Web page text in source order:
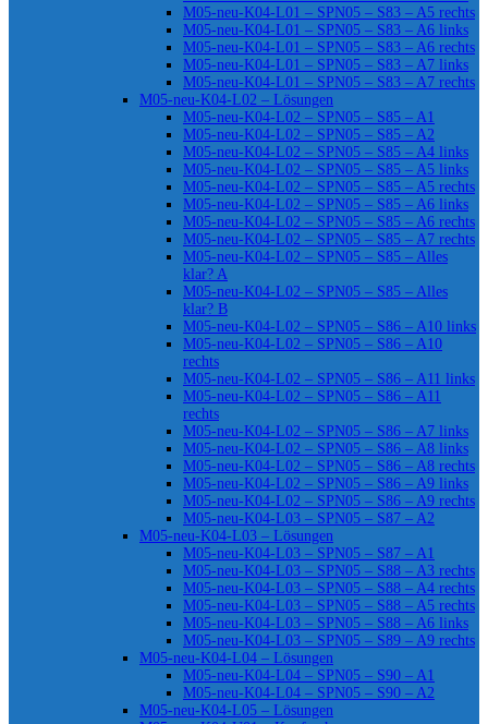
M05-neu-K04-L01 – SPN05 – S83 – A5 rechts
M05-neu-K04-L01 – SPN05 – S83 – A6 links
M05-neu-K04-L01 – SPN05 – S83 – A6 rechts
M05-neu-K04-L01 – SPN05 – S83 – A7 links
M05-neu-K04-L01 – SPN05 – S83 – A7 rechts
M05-neu-K04-L02 – Lösungen
M05-neu-K04-L02 – SPN05 – S85 – A1
M05-neu-K04-L02 – SPN05 – S85 – A2
M05-neu-K04-L02 – SPN05 – S85 – A4 links
M05-neu-K04-L02 – SPN05 – S85 – A5 links
M05-neu-K04-L02 – SPN05 – S85 – A5 rechts
M05-neu-K04-L02 – SPN05 – S85 – A6 links
M05-neu-K04-L02 – SPN05 – S85 – A6 rechts
M05-neu-K04-L02 – SPN05 – S85 – A7 rechts
M05-neu-K04-L02 – SPN05 – S85 – Alles
klar? A
M05-neu-K04-L02 – SPN05 – S85 – Alles
klar? B
M05-neu-K04-L02 – SPN05 – S86 – A10 links
M05-neu-K04-L02 – SPN05 – S86 – A10
rechts
M05-neu-K04-L02 – SPN05 – S86 – A11 links
M05-neu-K04-L02 – SPN05 – S86 – A11
rechts
M05-neu-K04-L02 – SPN05 – S86 – A7 links
M05-neu-K04-L02 – SPN05 – S86 – A8 links
M05-neu-K04-L02 – SPN05 – S86 – A8 rechts
M05-neu-K04-L02 – SPN05 – S86 – A9 links
M05-neu-K04-L02 – SPN05 – S86 – A9 rechts
M05-neu-K04-L03 – SPN05 – S87 – A2
M05-neu-K04-L03 – Lösungen
M05-neu-K04-L03 – SPN05 – S87 – A1
M05-neu-K04-L03 – SPN05 – S88 – A3 rechts
M05-neu-K04-L03 – SPN05 – S88 – A4 rechts
M05-neu-K04-L03 – SPN05 – S88 – A5 rechts
M05-neu-K04-L03 – SPN05 – S88 – A6 links
M05-neu-K04-L03 – SPN05 – S89 – A9 rechts
M05-neu-K04-L04 – Lösungen
M05-neu-K04-L04 – SPN05 – S90 – A1
M05-neu-K04-L04 – SPN05 – S90 – A2
M05-neu-K04-L05 – Lösungen